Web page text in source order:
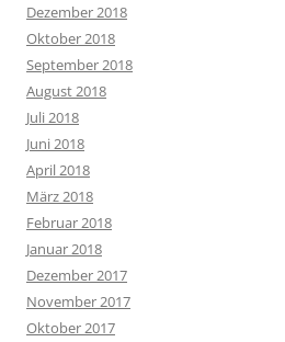
Dezember 2018
Oktober 2018
September 2018
August 2018
Juli 2018
Juni 2018
April 2018
März 2018
Februar 2018
Januar 2018
Dezember 2017
November 2017
Oktober 2017